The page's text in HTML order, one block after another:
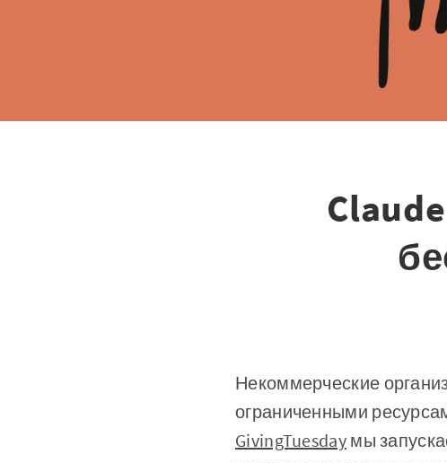
Некоммерческие
ограниченными
GivingTuesdayмы